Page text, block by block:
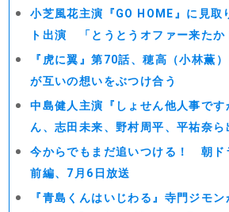
小芝風花主演『GO HOME』に見取
ト出演 「とうとうオファー来たか
『虎に翼』第70話、穂高（小林薫
が互いの想いをぶつけ合う
中島健人主演『しょせん他人事です
ん、志田未来、野村周平、平祐奈ら
今からでもまだ追いつける！ 朝ド
前編、7月6日放送
『青島くんはいじわる』寺門ジモ